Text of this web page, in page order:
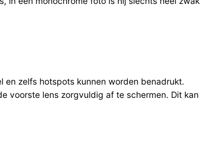
zelfs hotspots kunnen worden benadrukt.
voorste lens zorgvuldig af te schermen. Dit kan